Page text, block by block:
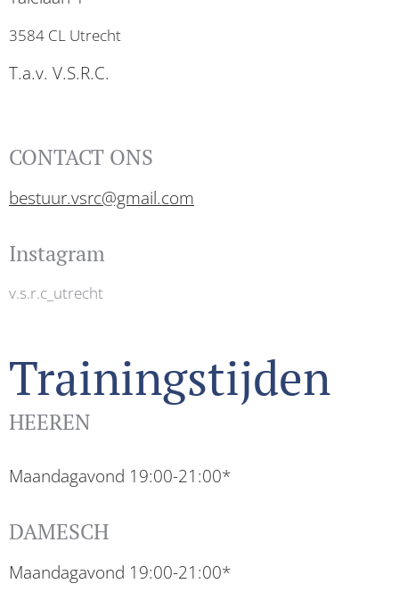
3584 CL Utrecht
T.a.v. V.S.R.C.
CONTACT ONS
bestuur.vsrc@gmail.com
Instagram
v.s.r.c_utrecht
Trainingstijden
HEEREN
Maandagavond 19:00-21:00*
DAMESCH
Maandagavond 19:00-21:00*